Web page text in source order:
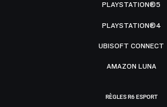
PLAYSTATION®5
PLAYSTATION®4
UBISOFT CONNECT
AMAZON LUNA
RÈGLES R6 ESPORT